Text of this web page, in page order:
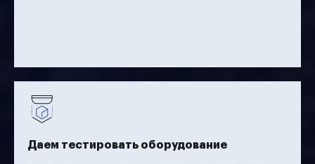
Даем тестировать оборудование